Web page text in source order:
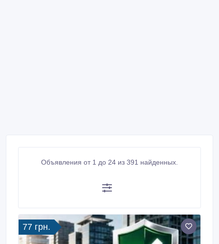
Объявления от 1 до 24 из 391 найденных.
77 грн.